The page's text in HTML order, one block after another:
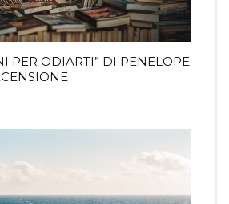
PER ODIARTI” DI PENELOPE